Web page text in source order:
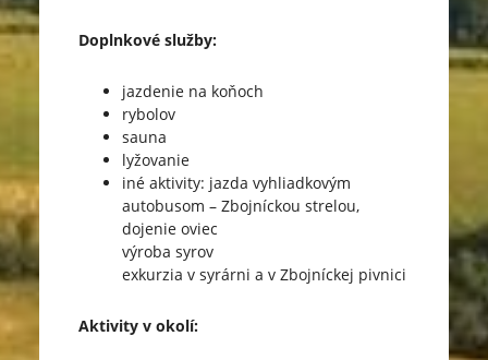
Doplnkové služby:
jazdenie na koňoch
rybolov
sauna
lyžovanie
iné aktivity: jazda vyhliadkovým
autobusom – Zbojníckou strelou,
dojenie oviec
výroba syrov
exkurzia v syrárni a v Zbojníckej pivnici
Aktivity v okolí: